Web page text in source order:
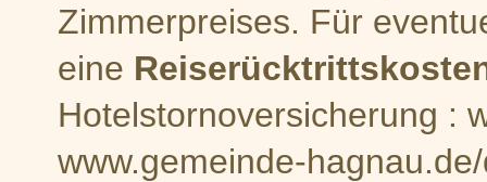
Zimmerpreises. Für
eine
Hotelstornoversicherung :
www.gemeinde-